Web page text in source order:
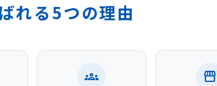
れる5つの理由
groups storefront